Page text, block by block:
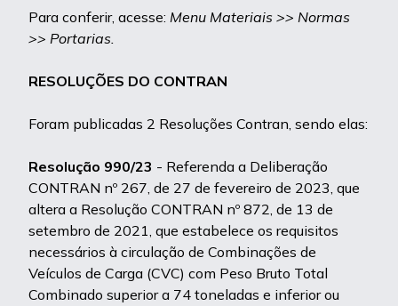
Para conferir, acesse: Menu Materiais >> Normas
>> Portarias.
RESOLUÇÕES DO CONTRAN
Foram publicadas 2 Resoluções Contran, sendo elas:
Resolução 990/23 - Referenda a Deliberação
CONTRAN nº 267, de 27 de fevereiro de 2023, que
altera a Resolução CONTRAN nº 872, de 13 de
setembro de 2021, que estabelece os requisitos
necessários à circulação de Combinações de
Veículos de Carga (CVC) com Peso Bruto Total
Combinado superior a 74 toneladas e inferior ou